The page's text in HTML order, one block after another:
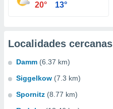
20° 13°
Localidades cercanas
Damm (6.37 km)
Siggelkow (7.3 km)
Spornitz (8.77 km)